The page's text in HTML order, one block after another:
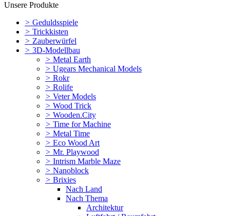
Unsere Produkte
> Geduldsspiele
> Trickkisten
> Zauberwürfel
> 3D-Modellbau
> Metal Earth
> Ugears Mechanical Models
> Rokr
> Rolife
> Veter Models
> Wood Trick
> Wooden.City
> Time for Machine
> Metal Time
> Eco Wood Art
> Mr. Playwood
> Intrism Marble Maze
> Nanoblock
> Brixies
Nach Land
Nach Thema
Architektur